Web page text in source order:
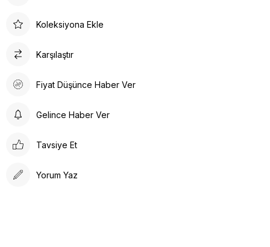
Koleksiyona Ekle
Karşılaştır
Fiyat Düşünce Haber Ver
Gelince Haber Ver
Tavsiye Et
Yorum Yaz